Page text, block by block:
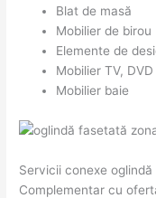
Blat de masă
Mobilier de birou
Elemente de
Mobilier TV, DVD
Mobilier baie
Servicii conexe
Complementar cu